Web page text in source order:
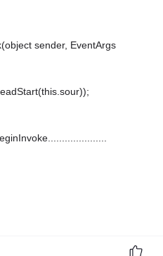
sender, EventArgs